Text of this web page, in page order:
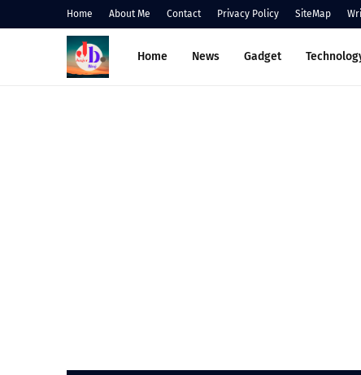
Home About Me Contact Privacy Policy SiteMap
Home News Gadget